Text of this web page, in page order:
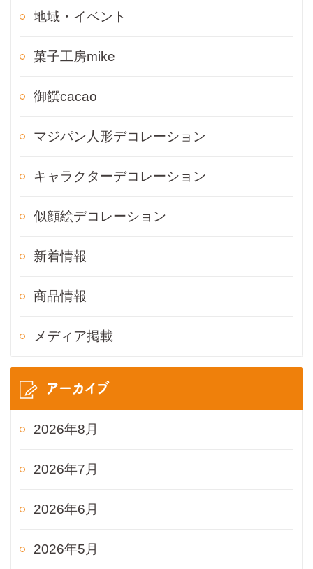
地域・イベント
菓子工房mike
御饌cacao
マジパン人形デコレーション
キャラクターデコレーション
似顔絵デコレーション
新着情報
商品情報
メディア掲載
アーカイブ
2026年8月
2026年7月
2026年6月
2026年5月